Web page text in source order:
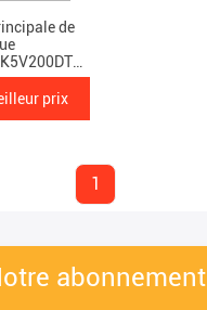
de
prix
1
abonnement